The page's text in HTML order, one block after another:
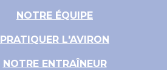
NOTRE ÉQUIPE
PRATIQUER L'AVIRON
NOTRE ENTRAÎNEUR